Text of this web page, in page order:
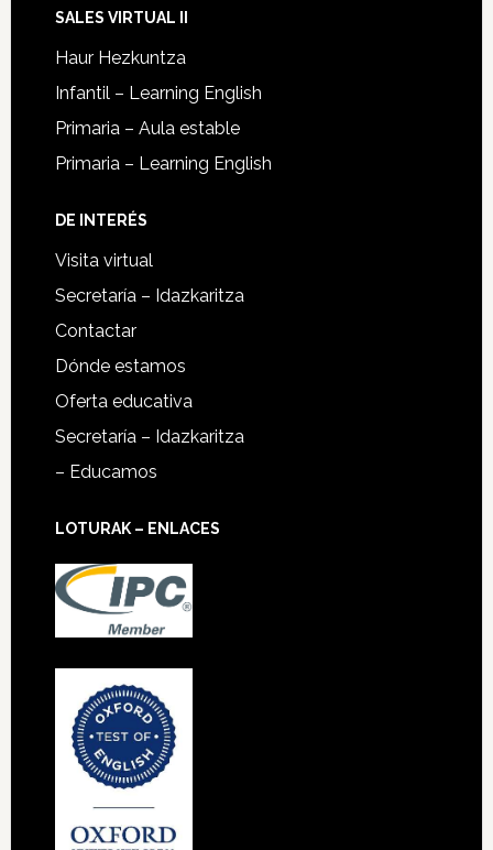
SALES VIRTUAL II
Haur Hezkuntza
Infantil – Learning English
Primaria – Aula estable
Primaria – Learning English
DE INTERÉS
Visita virtual
Secretaría – Idazkaritza
Contactar
Dónde estamos
Oferta educativa
Secretaría – Idazkaritza
– Educamos
LOTURAK – ENLACES